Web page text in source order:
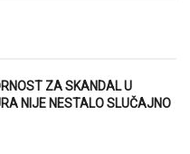
ZA SKANDAL U
NIJE NESTALO SLUČAJNO